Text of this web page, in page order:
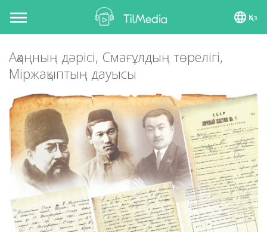
Toggle
navigation
Қаз
Ақаңның дәрісі, Смағұлдың төрелігі,
Міржақыптың дауысы